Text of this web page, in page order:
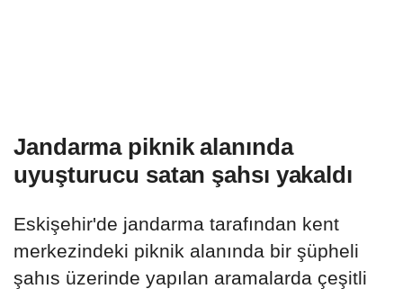
Jandarma piknik alanında
uyuşturucu satan şahsı yakaldı
Eskişehir'de jandarma tarafından kent
merkezindeki piknik alanında bir şüpheli
şahıs üzerinde yapılan aramalarda çeşitli